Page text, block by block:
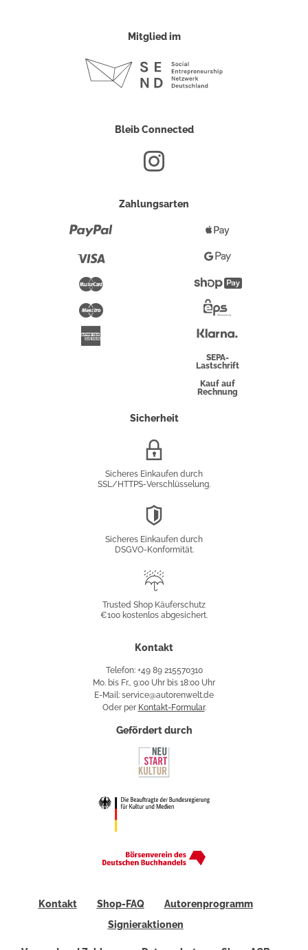
Mitglied im
Bleib Connected
Zahlungsarten
Maestro
Pay
Google
Pay
Überweisung
SEPA-
Lastschrift
Kauf auf
Rechnung
Sicherheit
Sicheres Einkaufen durch
SSL/HTTPS-Verschlüsselung.
Sicheres Einkaufen durch
DSGVO-Konformität.
Käuferschutz
Trusted Shop Käuferschutz
€100 kostenlos abgesichert.
Kontakt
Telefon: +49 89 215570310
Mo. bis Fr., 9:00 Uhr bis 18:00 Uhr
E-Mail: service@autorenwelt.de
Oder per Kontakt-Formular.
Gefördert durch
Kontakt Shop-FAQ
Autorenprogramm
Signieraktionen